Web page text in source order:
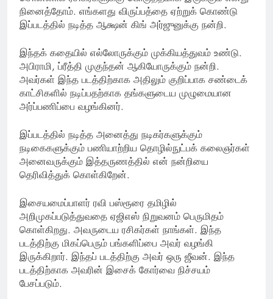
நினைத்தோம். எங்களது விருப்பத்தை ஏற்றுக் கொண்டு
இப்படத்தில் நடித்த ஆக்ஷன் கிங் அர்ஜுனுக்கு நன்றி.
இந்தக் கதையில் எல்லோருக்கும் முக்கியத்துவம் உண்டு.
அபிராமி, ப்ரீத்தி முகுந்தன் ஆகியோருக்கும் நன்றி.
அவர்கள் இந்த படத்திற்காக அதிலும் குறிப்பாக சண்டைக்
காட்சிகளில் நடிப்பதற்காக தங்களுடைய முழுமையான
அர்ப்பணிப்பை வழங்கினர்.
இப்படத்தில் நடித்த அனைத்து நடிகர்களுக்கும்
நடிகைகளுக்கும் பணியாற்றிய தொழில்நுட்பக் கலைஞர்கள்
அனைவருக்கும் இத்தருணத்தில் என் நன்றியை
தெரிவித்துக் கொள்கிறேன்.
இசையமைப்பாளர் ரவி பஸ்ரூரை தமிழில்
அறிமுகப்படுத்துவதை ஏஜிஎஸ் நிறுவனம் பெருமிதம்
கொள்கிறது. அவருடைய ரசிகர்கள் நாங்கள். இந்த
படத்திற்கு மிகப்பெரும் பங்களிப்பை அவர் வழங்கி
இருக்கிறார். இந்தப் படத்திற்கு அவர் ஒரு ஜீவன். இந்த
படத்திற்காக அவரின் இசைக் கோர்வை நிச்சயம்
பேசப்படும்.